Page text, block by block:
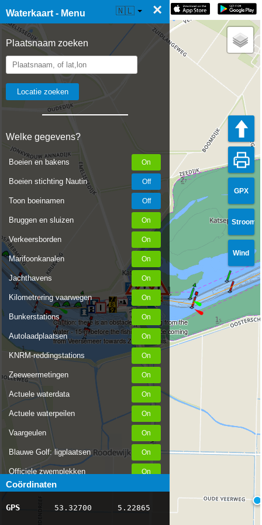
Waterkaart - Menu ×
Plaatsnaam zoeken
Welke gegevens?
Boeien en bakens
Boeien stichting Nautin
Toon boeinamen
Bruggen en sluizen
Verkeersborden
Marifoonkanalen
Jachthavens
Kilometrering vaarwegen
Bunkerstations
Autolaadplaatsen
KNRM-reddingstations
Zeeweermetingen
Actuele waterdata
Actuele waterpeilen
Vaargeulen
Blauwe Golf: ligplaatsen
Officiele zwemplekken
Stremmingen/hinder
AIS scheepsposities
Coördinaten
GPS 53.32700 5.22865
☰ Waterkaart Live 🇳🇱
GPX
Stroom
Wind
Caution: there is an obstacle protruding from the
water - 15 m before the fishing net fence coming
from Veersemeer towards Zandreeksluis.